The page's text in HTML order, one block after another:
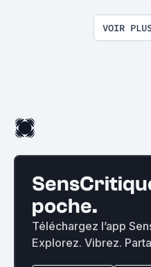
VOIR
poche.
Téléchargez l’app
Explorez. Vibrez.